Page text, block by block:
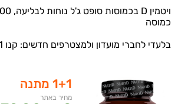
כמוסה
בלעדי לחברי מועדון ולמצטרפים חדשים: קנו 1 קבלו 1 מתנה!
1+1 מתנה
מחיר באתר